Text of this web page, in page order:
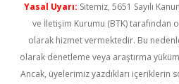
Yasal Uyarı: Sitemiz, 5651 Sayılı
ve İletişim Kurumu (BTK) tarafından
olarak hizmet vermektedir. Bu
olarak denetleme veya araştırma
Ancak, üyelerimiz yazdıkları içeriklerin